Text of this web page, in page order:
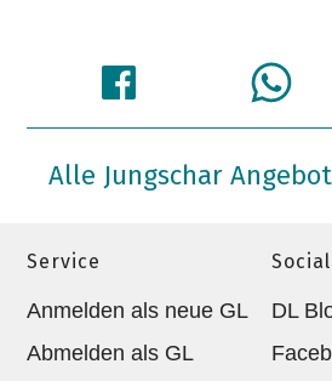
Alle Jungschar
Service
Anmelden als neue GL
Abmelden als GL
DL